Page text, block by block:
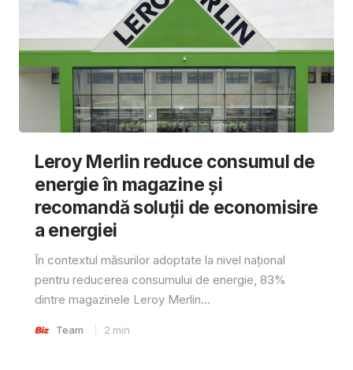
Leroy Merlin reduce consumul de
energie în magazine și
recomandă soluții de economisire
a energiei
În contextul măsurilor adoptate la nivel național
pentru reducerea consumului de energie, 83%
dintre magazinele Leroy Merlin...
Team 2 min